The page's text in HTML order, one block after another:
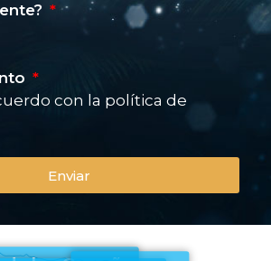
con la política de
Enviar